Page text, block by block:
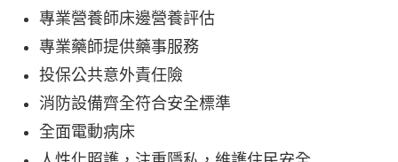
專業營養師床邊營養評估
專業藥師提供藥事服務
投保公共意外責任險
消防設備齊全符合安全標準
全面電動病床